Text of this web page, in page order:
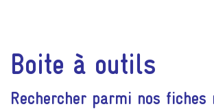
Boite à outils
Rechercher parmi nos fiches